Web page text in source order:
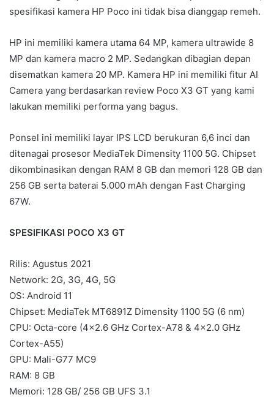
spesifikasi kamera HP Poco ini tidak bisa dianggap remeh.
HP ini memiliki kamera utama 64 MP, kamera ultrawide 8
MP dan kamera macro 2 MP. Sedangkan dibagian depan
disematkan kamera 20 MP. Kamera HP ini memiliki fitur AI
Camera yang berdasarkan review Poco X3 GT yang kami
lakukan memiliki performa yang bagus.
Ponsel ini memiliki layar IPS LCD berukuran 6,6 inci dan
ditenagai prosesor MediaTek Dimensity 1100 5G. Chipset
dikombinasikan dengan RAM 8 GB dan memori 128 GB dan
256 GB serta baterai 5.000 mAh dengan Fast Charging
67W.
SPESIFIKASI POCO X3 GT
Rilis: Agustus 2021
Network: 2G, 3G, 4G, 5G
OS: Android 11
Chipset: MediaTek MT6891Z Dimensity 1100 5G (6 nm)
CPU: Octa-core (4×2.6 GHz Cortex-A78 & 4×2.0 GHz
Cortex-A55)
GPU: Mali-G77 MC9
RAM: 8 GB
Memori: 128 GB/ 256 GB UFS 3.1